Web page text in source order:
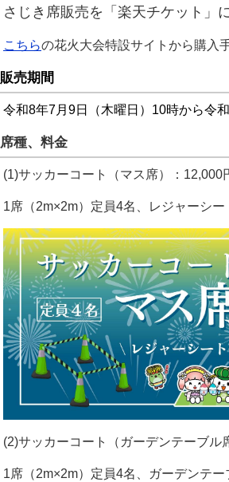
さじき席販売を「楽天チケット」
こちらの花火大会特設サイトから購入
販売期間
令和8年7月9日（木曜日）10時から令
席種、料金
(1)サッカーコート（マス席）：12,000
1席（2m×2m）定員4名、レジャーシー
(2)サッカーコート（ガーデンテーブル
1席（2m×2m）定員4名、ガーデンテ